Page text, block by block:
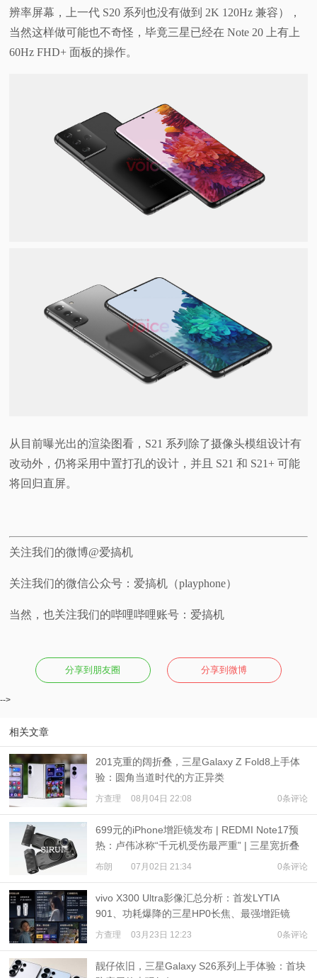
辨率屏幕，上一代 S20 系列也没有做到 2K 120Hz 兼容），
当然这样做可能也不奇怪，毕竟三星已经在 Note 20 上有上
60Hz FHD+ 面板的操作。
从目前曝光出的渲染图看，S21 系列除了摄像头模组设计有
改动外，仍将采用中置打孔的设计，并且 S21 和 S21+ 可能
将回归直屏。
关注我们的微博@爱搞机
关注我们的微信公众号：爱搞机（playphone）
当然，也关注我们的哔哩哔哩账号：爱搞机
分享到朋友圈 分享到微博
-->
相关文章
201克重的阔折叠，三星Galaxy Z Fold8上手体
验：圆角当道时代的方正异类
方查理 08月04日 22:08 0条评论
699元的iPhone增距镜发布 | REDMI Note17预
热：卢伟冰称“千元机受伤最严重” | 三星宽折叠
或7月22日发布
布朗 07月02日 21:34 0条评论
vivo X300 Ultra影像汇总分析：首发LYTIA
901、功耗爆降的三星HP0长焦、最强增距镜
方查理 03月23日 12:23 0条评论
靓仔依旧，三星Galaxy S26系列上手体验：首块